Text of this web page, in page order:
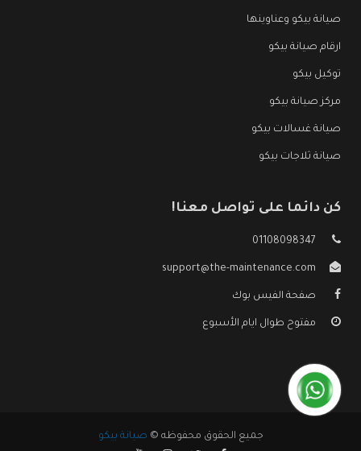
صيانة بيكو وعناوينها
ارقام صيانة بيكو
توكيل بيكو
مركز صيانة بيكو
صيانة غسالات بيكو
صيانة ثلاجات بيكو
كن دائما على تواصل معنا!
01108098347
support@the-maintenance.com
صفحة الفيس بوك
مفتوح طوال ايام الأسبوع
جميع الحقوق محفوظه © صيانة بيكو